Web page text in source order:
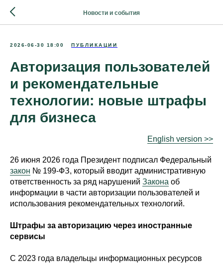
Новости и события
2026-06-30 18:00 ПУБЛИКАЦИИ
Авторизация пользователей
и рекомендательные
технологии: новые штрафы
для бизнеса
English version >>
26 июня 2026 года Президент подписал Федеральный
закон № 199-ФЗ, который вводит административную
ответственность за ряд нарушений Закона об
информации в части авторизации пользователей и
использования рекомендательных технологий.
Штрафы за авторизацию через иностранные
сервисы
С 2023 года владельцы информационных ресурсов